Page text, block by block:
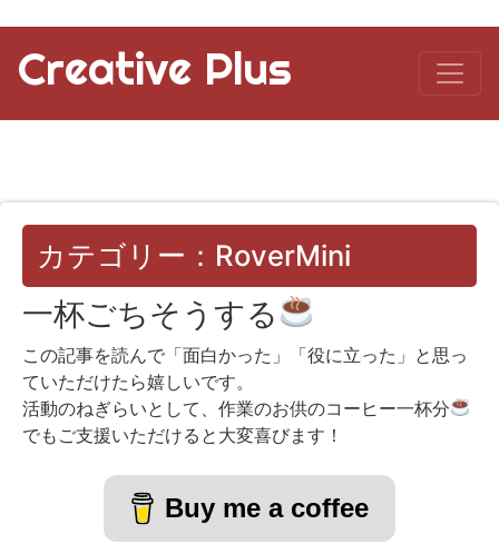
Creative Plus
カテゴリー：RoverMini
一杯ごちそうする
この記事を読んで「面白かった」「役に立った」と思っ
ていただけたら嬉しいです。
活動のねぎらいとして、作業のお供のコーヒー一杯分
でもご支援いただけると大変喜びます！
Buy me a coffee